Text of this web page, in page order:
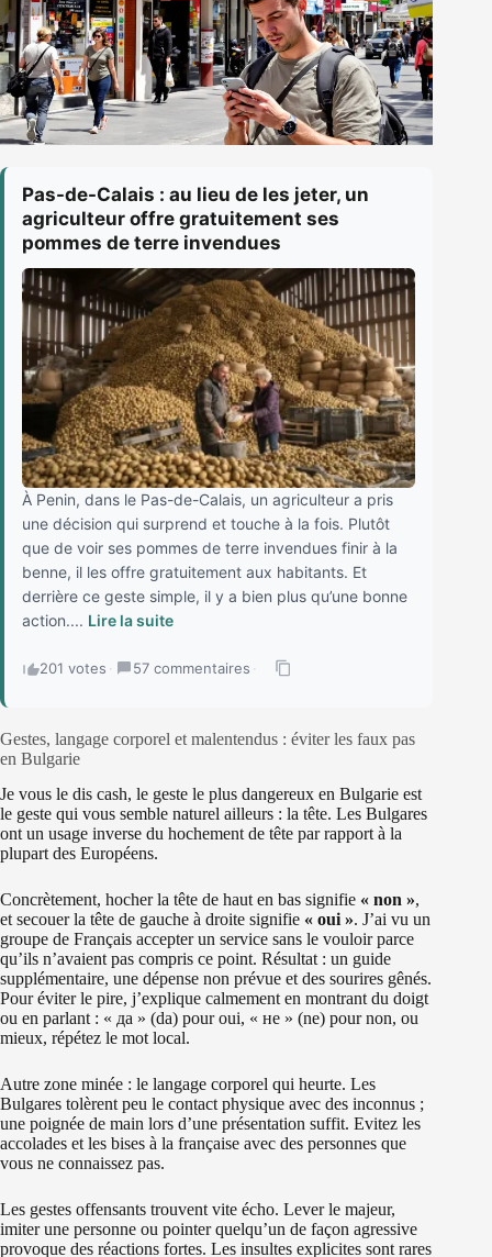
Pas-de-Calais : au lieu de les jeter, un
agriculteur offre gratuitement ses
pommes de terre invendues
À Penin, dans le Pas-de-Calais, un agriculteur a pris
une décision qui surprend et touche à la fois. Plutôt
que de voir ses pommes de terre invendues finir à la
benne, il les offre gratuitement aux habitants. Et
derrière ce geste simple, il y a bien plus qu’une bonne
action.... Lire la suite
201 votes · 57 commentaires ·
Gestes, langage corporel et malentendus : éviter les faux pas
en Bulgarie
Je vous le dis cash, le geste le plus dangereux en Bulgarie est
le geste qui vous semble naturel ailleurs : la tête. Les Bulgares
ont un usage inverse du hochement de tête par rapport à la
plupart des Européens.
Concrètement, hocher la tête de haut en bas signifie « non »,
et secouer la tête de gauche à droite signifie « oui ». J’ai vu un
groupe de Français accepter un service sans le vouloir parce
qu’ils n’avaient pas compris ce point. Résultat : un guide
supplémentaire, une dépense non prévue et des sourires gênés.
Pour éviter le pire, j’explique calmement en montrant du doigt
ou en parlant : « да » (da) pour oui, « не » (ne) pour non, ou
mieux, répétez le mot local.
Autre zone minée : le langage corporel qui heurte. Les
Bulgares tolèrent peu le contact physique avec des inconnus ;
une poignée de main lors d’une présentation suffit. Evitez les
accolades et les bises à la française avec des personnes que
vous ne connaissez pas.
Les gestes offensants trouvent vite écho. Lever le majeur,
imiter une personne ou pointer quelqu’un de façon agressive
provoque des réactions fortes. Les insultes explicites sont rares